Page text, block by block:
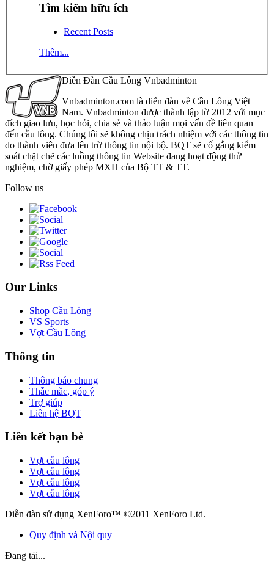
Tìm kiếm hữu ích
Recent Posts
Thêm...
Diễn Đàn Cầu Lông Vnbadminton
Vnbadminton.com là diễn đàn về Cầu Lông Việt
Nam. Vnbadminton được thành lập từ 2012 với mục
đích giao lưu, học hỏi, chia sẻ và thảo luận mọi vấn đề liên quan
đến cầu lông. Chúng tôi sẽ không chịu trách nhiệm với các thông tin
do thành viên đưa lên trừ thông tin nội bộ. BQT sẽ cố gắng kiểm
soát chặt chẽ các luồng thông tin Website đang hoạt động thử
nghiệm, chờ giấy phép MXH của Bộ TT & TT.
Follow us
Our Links
Shop Cầu Lông
VS Sports
Vợt Cầu Lông
Thông tin
Thông báo chung
Thắc mắc, góp ý
Trợ giúp
Liên hệ BQT
Liên kết bạn bè
Vợt cầu lông
Vợt cầu lông
Vợt cầu lông
Vợt cầu lông
Diễn đàn sử dụng XenForo™ ©2011 XenForo Ltd.
Quy định và Nội quy
Đang tải...